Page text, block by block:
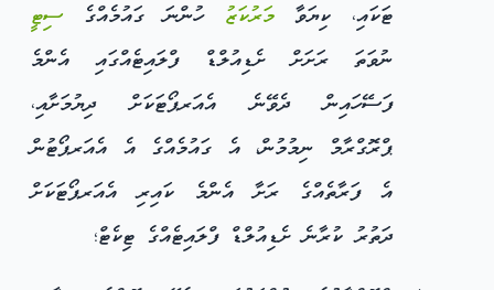
ޓަކައި، ކިޔަވާމަރުކަޒު ހުންނަ ގައުމެއްގެ ސިޓީ
ނުވަތަ ރަށަށް ށެޑިއުލްޑް ފްލައިޓެއްގައި އެންމެ
ފަސޭހައިން ދެވޭނެ އެއަރޕޯޓަކަށް ދިޔުމަށާއި،
ޕްރޮގްރާމް ނިމުމުން، އެ ގައުމެއްގެ އެ އެއަރޕޯޓުން
އެ ފަރާތެއްގެ ރަށާ އެންމެ ކައިރި އެއަރޕޯޓަކަށް
ދަތުރު ކުރާނެ ށެޑިއުލްޑް ފްލައިޓެއްގެ ޓިކެޓް؛